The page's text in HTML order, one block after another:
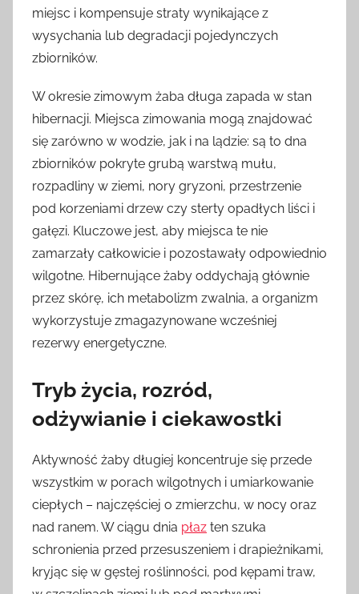
miejsc i kompensuje straty wynikające z
wysychania lub degradacji pojedynczych
zbiorników.
W okresie zimowym żaba długa zapada w stan
hibernacji. Miejsca zimowania mogą znajdować
się zarówno w wodzie, jak i na lądzie: są to dna
zbiorników pokryte grubą warstwą mułu,
rozpadliny w ziemi, nory gryzoni, przestrzenie
pod korzeniami drzew czy sterty opadłych liści i
gałęzi. Kluczowe jest, aby miejsca te nie
zamarzały całkowicie i pozostawały odpowiednio
wilgotne. Hibernujące żaby oddychają głównie
przez skórę, ich metabolizm zwalnia, a organizm
wykorzystuje zmagazynowane wcześniej
rezerwy energetyczne.
Tryb życia, rozród,
odżywianie i ciekawostki
Aktywność żaby długiej koncentruje się przede
wszystkim w porach wilgotnych i umiarkowanie
ciepłych – najczęściej o zmierzchu, w nocy oraz
nad ranem. W ciągu dnia płaz ten szuka
schronienia przed przesuszeniem i drapieżnikami,
kryjąc się w gęstej roślinności, pod kępami traw,